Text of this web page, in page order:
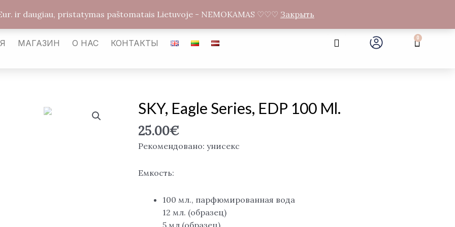
МАГАЗИН О НАС КОНТАКТЫ Search 0Cart
SKY, Eagle Series, EDP 100 Ml.
25.00€
Рекомендовано: унисекс
Емкость:
100 мл., парфюмированная вода
12 мл. (образец)
5 мл (образец)
Количество
товара
SKY,
Eagle
EDP
ir daugiau, pristatymas paštomatais Lietuvoje - NEMOKAMAS ♡♡♡ Закрыть